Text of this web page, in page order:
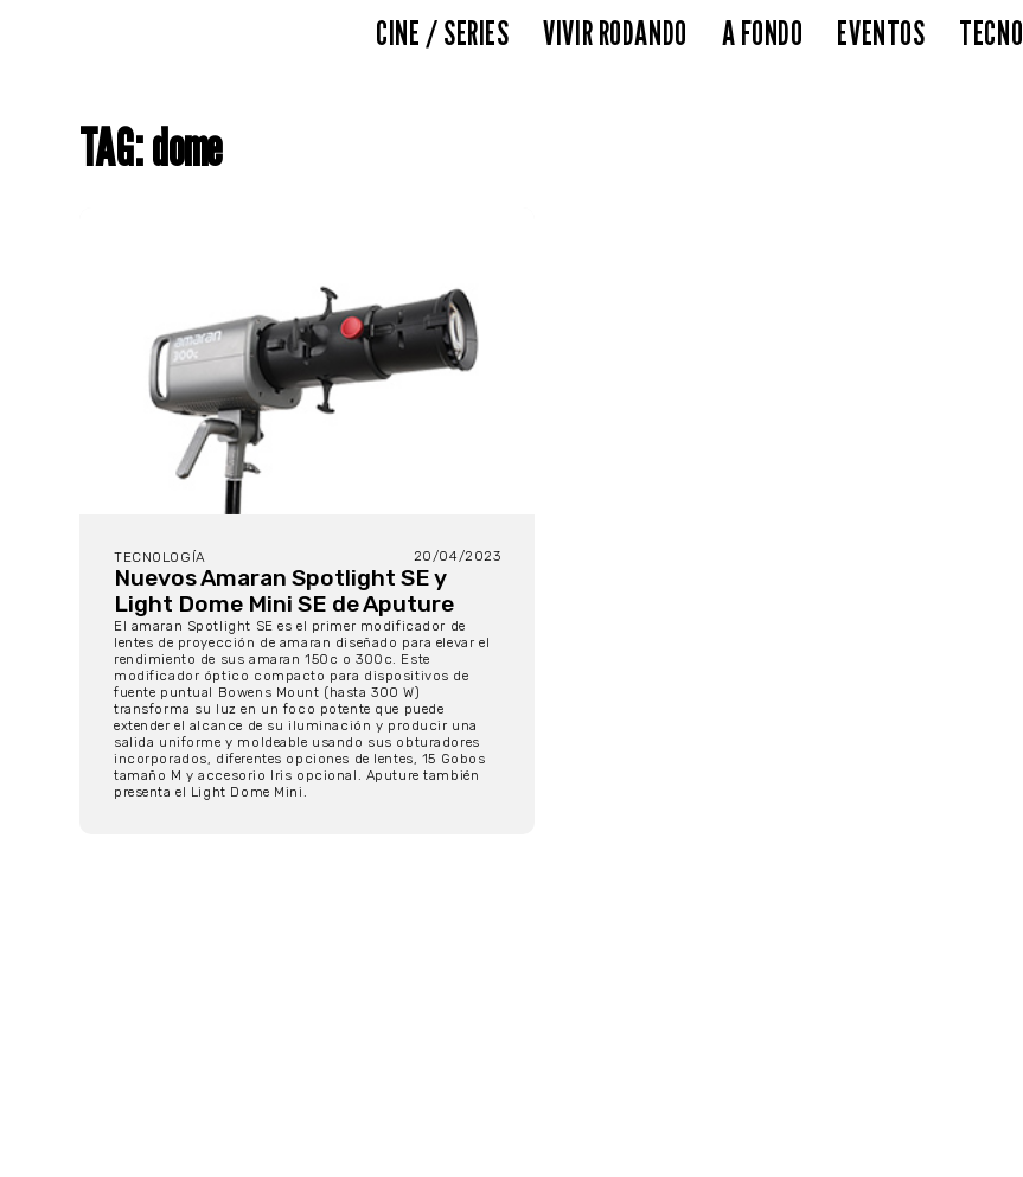
CINE / SERIES VIVIR RODANDO A FONDO EVENTOS
TAG: dome
TECNOLOGÍA 20/04/2023
Nuevos Amaran Spotlight SE y
Light Dome Mini SE de Aputure
El amaran Spotlight SE es el primer modificador de
lentes de proyección de amaran diseñado para elevar el
rendimiento de sus amaran 150c o 300c. Este
modificador óptico compacto para dispositivos de
fuente puntual Bowens Mount (hasta 300 W)
transforma su luz en un foco potente que puede
extender el alcance de su iluminación y producir una
salida uniforme y moldeable usando sus obturadores
incorporados, diferentes opciones de lentes, 15 Gobos
tamaño M y accesorio Iris opcional. Aputure también
presenta el Light Dome Mini.